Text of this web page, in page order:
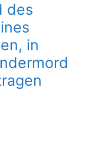
des
in